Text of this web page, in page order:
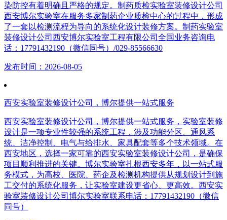
染防控有着明确且严格的规定。制药质检实验室装修设计公司
西安博尔实验室在服务多家制药企业质检中心的过程中，形成
了一套以检测流程为导向的系统化设计装修方案。制药实验室
装修设计公司西安博尔实验室工程有限公司全国业务咨询电
话：17791432190（微信同号）/029-85566630
发布时间：2026-08-05
西安实验室装修设计公司，博尔提供一站式服务
西安实验室装修设计公司，博尔提供一站式服务，实验室装修
设计是一项专业性较强的系统工程，涉及功能分区、通风系
统、洁净控制、电气与给排水、家具配套等多个技术领域。在
西安地区，选择一家可靠的西安实验室装修设计公司，是确保
项目顺利推进的关键。博尔实验室扎根西安多年，以一站式服
务模式，为高校、医院、药企及检测机构提供从规划设计到施
工交付的系统化服务，让实验室建设更省心、更高效。西安实
验室装修设计公司博尔实验室联系电话：17791432190（微信
同号）